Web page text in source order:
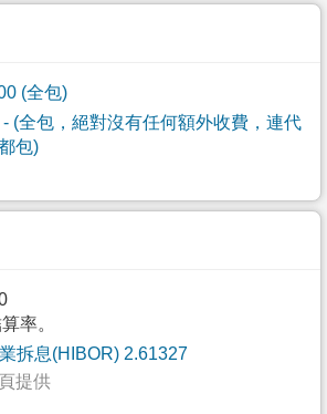
(全包)
- (全包，絕對沒有任何額外收費，連代
包)
率。
拆息(HIBOR) 2.61327
提供